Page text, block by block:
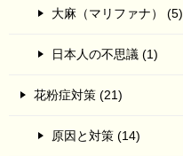
大麻（マリファナ） (5)
日本人の不思議 (1)
花粉症対策 (21)
原因と対策 (14)